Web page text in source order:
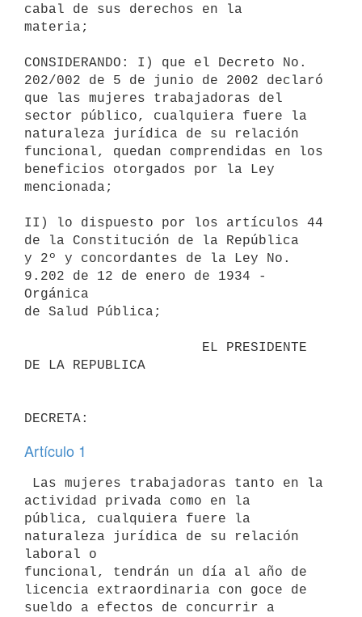
cabal de sus derechos en la
materia;
CONSIDERANDO: I) que el Decreto No.
202/002 de 5 de junio de 2002 declaró
que las mujeres trabajadoras del
sector público, cualquiera fuere la
naturaleza jurídica de su relación
funcional, quedan comprendidas en los
beneficios otorgados por la Ley
mencionada;
II) lo dispuesto por los artículos 44
de la Constitución de la República
y 2º y concordantes de la Ley No.
9.202 de 12 de enero de 1934 -
Orgánica
de Salud Pública;
DE LA REPUBLICA
Artículo 1
actividad privada como en la
pública, cualquiera fuere la
naturaleza jurídica de su relación
laboral o
funcional, tendrán un día al año de
licencia extraordinaria con goce de
sueldo a efectos de concurrir a